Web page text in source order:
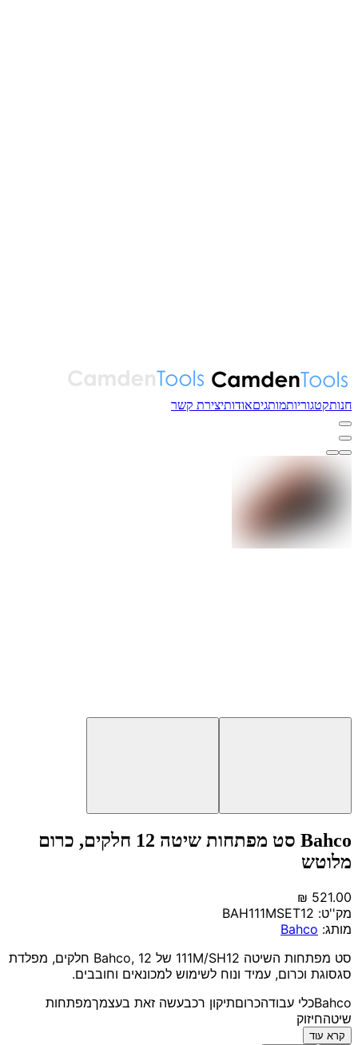
חנותקטגוריותמותגיםאודותיצירת קשר
Bahco סט מפתחות שיטה 12 חלקים, כרום
מלוטש
מק''ט: BAH111MSET12
מותג: Bahco
סט מפתחות השיטה 111M/SH12 של Bahco, 12 חלקים, מפלדת
סגסוגת וכרום, עמיד ונוח לשימוש למכונאים וחובבים.
Bahcoכלי עבודהכרוםתיקון רכבעשה זאת בעצמךמפתחות
שיטהחיזוק
קרא עוד